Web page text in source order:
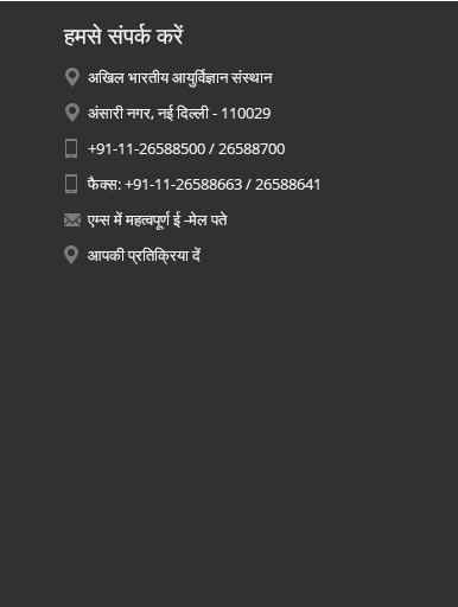
हमसे संपर्क करें
अखिल भारतीय आयुर्विज्ञान संस्थान
अंसारी नगर, नई दिल्ली - 110029
+91-11-26588500 / 26588700
फैक्स: +91-11-26588663 / 26588641
एम्स में महत्वपूर्ण ई -मेल पते
आपकी प्रतिक्रिया दें